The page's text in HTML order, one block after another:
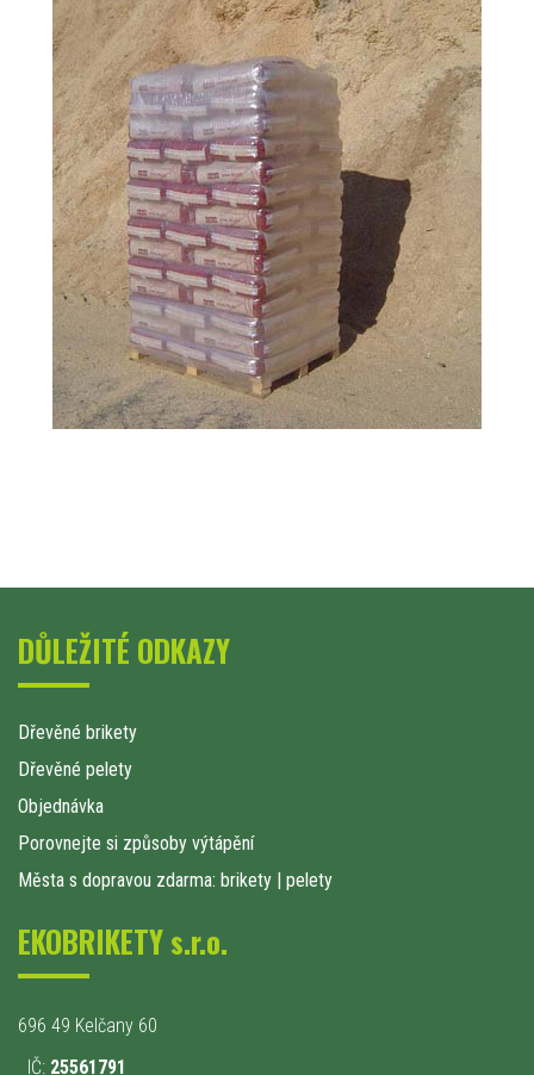
DŮLEŽITÉ ODKAZY
Dřevěné brikety
Dřevěné pelety
Objednávka
Porovnejte si způsoby výtápění
Města s dopravou zdarma: brikety | pelety
EKOBRIKETY s.r.o.
696 49 Kelčany 60
IČ: 25561791